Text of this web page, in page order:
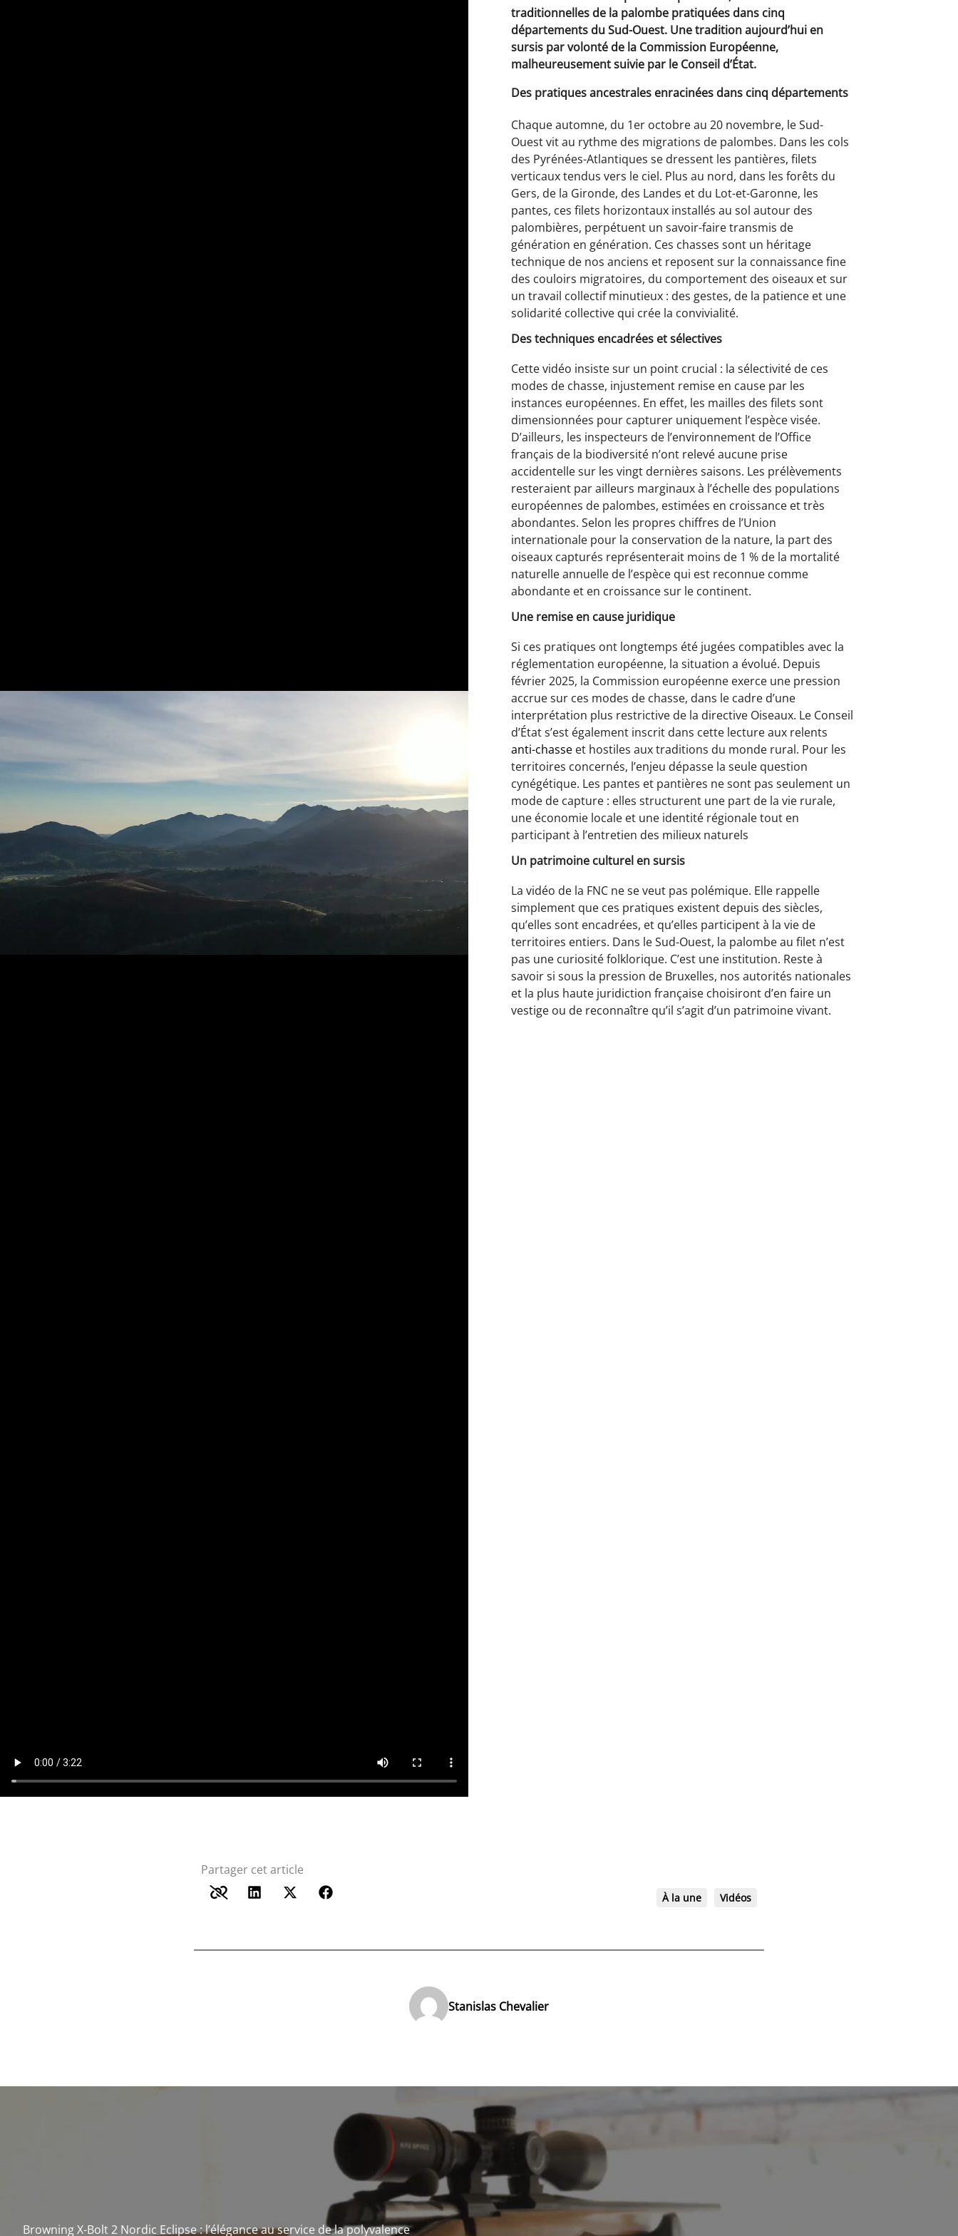
traditionnelles de la palombe pratiquées dans cinq
départements du Sud-Ouest. Une tradition aujourd’hui en
sursis par volonté de la Commission Européenne,
malheureusement suivie par le Conseil d’État.
Des pratiques ancestrales enracinées dans cinq départements
Chaque automne, du 1er octobre au 20 novembre, le Sud-
Ouest vit au rythme des migrations de palombes. Dans les cols
des Pyrénées-Atlantiques se dressent les pantières, filets
verticaux tendus vers le ciel. Plus au nord, dans les forêts du
Gers, de la Gironde, des Landes et du Lot-et-Garonne, les
pantes, ces filets horizontaux installés au sol autour des
palombières, perpétuent un savoir-faire transmis de
génération en génération. Ces chasses sont un héritage
technique de nos anciens et reposent sur la connaissance fine
des couloirs migratoires, du comportement des oiseaux et sur
un travail collectif minutieux : des gestes, de la patience et une
solidarité collective qui crée la convivialité.
Des techniques encadrées et sélectives
Cette vidéo insiste sur un point crucial : la sélectivité de ces
modes de chasse, injustement remise en cause par les
instances européennes. En effet, les mailles des filets sont
dimensionnées pour capturer uniquement l’espèce visée.
D’ailleurs, les inspecteurs de l’environnement de l’Office
français de la biodiversité n’ont relevé aucune prise
accidentelle sur les vingt dernières saisons. Les prélèvements
resteraient par ailleurs marginaux à l’échelle des populations
européennes de palombes, estimées en croissance et très
abondantes. Selon les propres chiffres de l’Union
internationale pour la conservation de la nature, la part des
oiseaux capturés représenterait moins de 1 % de la mortalité
naturelle annuelle de l’espèce qui est reconnue comme
abondante et en croissance sur le continent.
Une remise en cause juridique
Si ces pratiques ont longtemps été jugées compatibles avec la
réglementation européenne, la situation a évolué. Depuis
février 2025, la Commission européenne exerce une pression
accrue sur ces modes de chasse, dans le cadre d’une
interprétation plus restrictive de la directive Oiseaux. Le Conseil
d’État s’est également inscrit dans cette lecture aux relents
anti-chasse et hostiles aux traditions du monde rural. Pour les
territoires concernés, l’enjeu dépasse la seule question
cynégétique. Les pantes et pantières ne sont pas seulement un
mode de capture : elles structurent une part de la vie rurale,
une économie locale et une identité régionale tout en
participant à l’entretien des milieux naturels
Un patrimoine culturel en sursis
La vidéo de la FNC ne se veut pas polémique. Elle rappelle
simplement que ces pratiques existent depuis des siècles,
qu’elles sont encadrées, et qu’elles participent à la vie de
territoires entiers. Dans le Sud-Ouest, la palombe au filet n’est
pas une curiosité folklorique. C’est une institution. Reste à
savoir si sous la pression de Bruxelles, nos autorités nationales
et la plus haute juridiction française choisiront d’en faire un
vestige ou de reconnaître qu’il s’agit d’un patrimoine vivant.
Partager cet article
À la une Vidéos
Stanislas Chevalier
Browning X-Bolt 2 Nordic Eclipse : l’élégance au service de la polyvalence